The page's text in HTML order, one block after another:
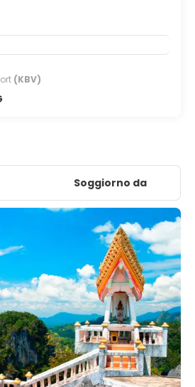
(KBV)
Soggiorno da